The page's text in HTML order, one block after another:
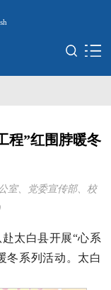
程”红围脖暖冬
室、党委宣传部、校
太白县开展“心系
冬系列活动。太白